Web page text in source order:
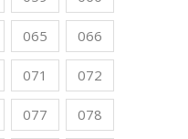
065 066
071 072
077 078